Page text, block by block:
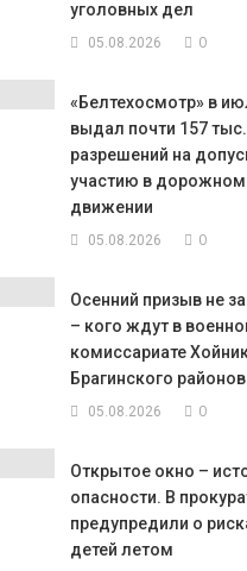
уголовных дел
05.08.2026 0
«Белтехосмотр» в
выдал почти 157 тыс.
разрешений на
участию в дорожном
движении
05.08.2026 0
Осенний призыв не
– кого ждут в
комиссариате
Брагинского
05.08.2026 0
Открытое окно –
опасности. В
предупредили о
детей летом